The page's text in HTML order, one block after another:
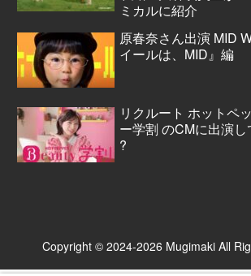
ミカルに紹介
原春奈さん出演 MID
イールは、MID』編
リクルート ホットペ
ー学割 のCMに出演
?
Copyright © 2024-2026 Mugimaki All